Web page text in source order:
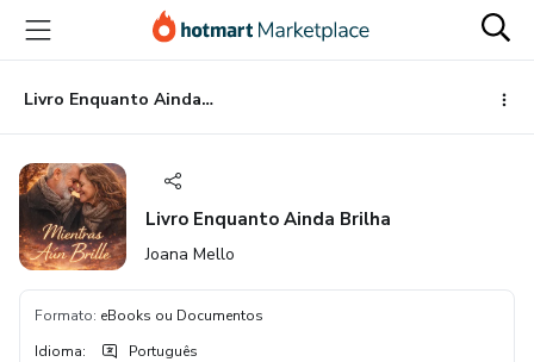
para
conteúdo
principal
para
pagamento
para
rodapé
Livro Enquanto Ainda Brilha
Livro Enquanto Ainda Brilha
Joana Mello
Formato: eBooks ou Documentos
Idioma: Português